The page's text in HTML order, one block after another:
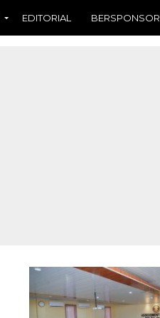
EDITORIAL BERSPONSOR